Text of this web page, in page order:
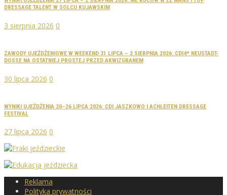
DRESSAGE TALENT W SOLCU KUJAWSKIM
3 sierpnia 2026 0
ZAWODY UJEŻDŻENIOWE W WEEKEND 31 LIPCA – 2 SIERPNIA 2026: CDI4* NEUSTADT-
DOSSE NA OSTATNIEJ PROSTEJ PRZED AKWIZGRANEM
30 lipca 2026 0
WYNIKI UJEŻDŻENIA 20–26 LIPCA 2026: CDI JASZKOWO I ACHLEITEN DRESSAGE
FESTIVAL
27 lipca 2026 0
Reklama
Polityka prywatności